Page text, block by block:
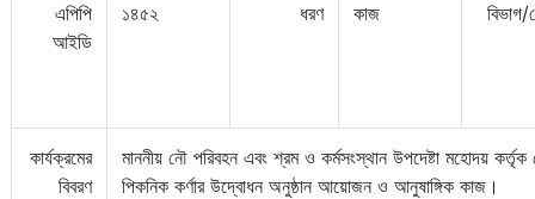
এপিপি
আইডি
১৪৫২ ধরণ কাজ
কার্যক্রমের
বিবরণ
মাননীয় নৌ পরিবহন এবং শ্রম ও কর্মসংস্থান উপদেষ্টা মহোদয় কর্তৃক
পিকনিক কর্ণার উদ্বোধন অনুষ্ঠান আয়োজন ও আনুষাঙ্গিক কাজ।